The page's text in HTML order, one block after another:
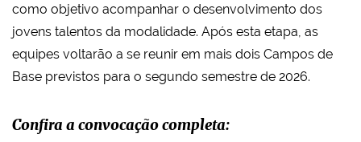
como objetivo acompanhar o desenvolvimento dos
jovens talentos da modalidade. Após esta etapa, as
equipes voltarão a se reunir em mais dois Campos de
Base previstos para o segundo semestre de 2026.
Confira a convocação completa: